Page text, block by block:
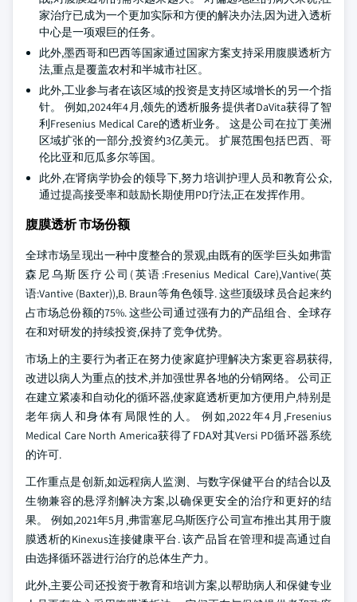
家治疗已成为一个更加实际和方便的解决办法,因为进入透析
中心是一项艰巨的任务。
此外,墨西哥和巴西等国家通过国家方案支持采用腹膜透析方
法,重点是覆盖农村和半城市社区。
此外,工业参与者在该区域的投资是支持区域增长的另一个指
针。 例如,2024年4月,领先的透析服务提供者DaVita获得了智
利Fresenius Medical Care的透析业务。 这是公司在拉丁美洲
区域扩张的一部分,投资约3亿美元。 扩展范围包括巴西、哥
伦比亚和厄瓜多尔等国。
此外,在肾病学协会的领导下,努力培训护理人员和教育公众,
通过提高接受率和鼓励长期使用PD疗法,正在发挥作用。
腹膜透析 市场份额
全球市场呈现出一种中度整合的景观,由既有的医学巨头如弗雷
森尼乌斯医疗公司(英语:Fresenius Medical Care),Vantive(英
语:Vantive (Baxter)),B. Braun等角色领导. 这些顶级球员合起来约
占市场总份额的75%. 这些公司通过强有力的产品组合、全球存
在和对研发的持续投资,保持了竞争优势。
市场上的主要行为者正在努力使家庭护理解决方案更容易获得,
改进以病人为重点的技术,并加强世界各地的分销网络。 公司正
在建立紧凑和自动化的循环器,使家庭透析更加方便用户,特别是
老年病人和身体有局限性的人。 例如,2022年4月,Fresenius
Medical Care North America获得了FDA对其Versi PD循环器系统
的许可.
工作重点是创新,如远程病人监测、与数字保健平台的结合以及
生物兼容的悬浮剂解决方案,以确保更安全的治疗和更好的结
果。 例如,2021年5月,弗雷塞尼乌斯医疗公司宣布推出其用于腹
膜透析的Kinexus连接健康平台. 该产品旨在管理和提高通过自
由选择循环器进行治疗的总体生产力。
此外,主要公司还投资于教育和培训方案,以帮助病人和保健专业